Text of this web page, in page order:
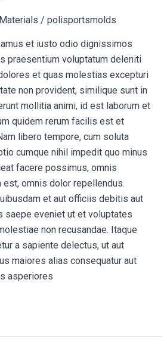
Materials / polisportsmolds
et iusto odio dignissimos
praesentium voluptatum deleniti
et quas molestias excepturi
non provident, similique sunt in
mollitia animi, id est laborum et
quidem rerum facilis est et
libero tempore, cum soluta
cumque nihil impedit quo minus
facere possimus, omnis
omnis dolor repellendus.
et aut officiis debitis aut
saepe eveniet ut et voluptates
non recusandae. Itaque
a sapiente delectus, ut aut
maiores alias consequatur aut
asperiores